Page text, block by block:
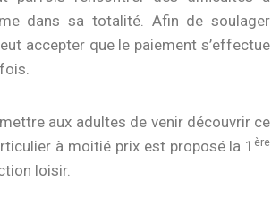
dans sa totalité. Afin de soulager
accepter que le paiement s’effectue
aux adultes de venir découvrir ce
à moitié prix est proposé la 1 ère
loisir.